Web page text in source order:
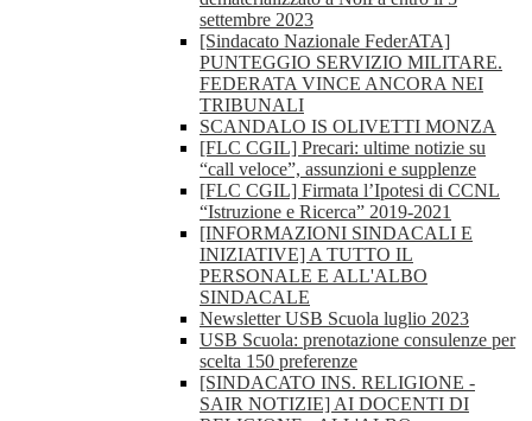
settembre 2023
[Sindacato Nazionale FederATA]
PUNTEGGIO SERVIZIO MILITARE.
FEDERATA VINCE ANCORA NEI
TRIBUNALI
SCANDALO IS OLIVETTI MONZA
[FLC CGIL] Precari: ultime notizie su
“call veloce”, assunzioni e supplenze
[FLC CGIL] Firmata l’Ipotesi di CCNL
“Istruzione e Ricerca” 2019-2021
[INFORMAZIONI SINDACALI E
INIZIATIVE] A TUTTO IL
PERSONALE E ALL'ALBO
SINDACALE
Newsletter USB Scuola luglio 2023
USB Scuola: prenotazione consulenze per
scelta 150 preferenze
[SINDACATO INS. RELIGIONE -
SAIR NOTIZIE] AI DOCENTI DI